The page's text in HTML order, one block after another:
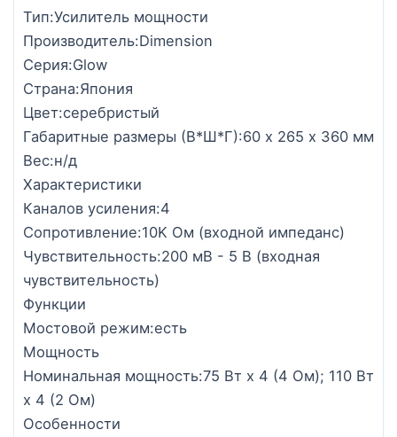
Тип:Усилитель мощности
Производитель:Dimension
Серия:Glow
Страна:Япония
Цвет:серебристый
Габаритные размеры (В*Ш*Г):60 х 265 x 360 мм
Вес:н/д
Характеристики
Каналов усиления:4
Сопротивление:10K Oм (входной импеданс)
Чувствительность:200 мВ - 5 В (входная
чувствительность)
Функции
Мостовой режим:есть
Мощность
Номинальная мощность:75 Вт x 4 (4 Ом); 110 Вт
x 4 (2 Ом)
Особенности